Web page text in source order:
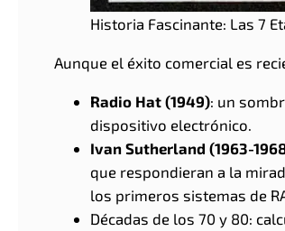
Historia Fascinante: Las 7
Aunque el éxito comercial es
Radio Hat (1949): un
dispositivo electrónico.
Ivan Sutherland (1963-
que respondieran a la
los primeros sistemas de
Décadas de los 70 y 80: